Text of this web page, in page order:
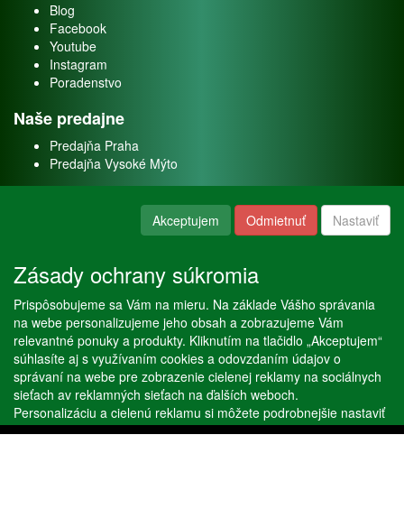
Blog
Facebook
Youtube
Instagram
Poradenstvo
Naše predajne
Predajňa Praha
Predajňa Vysoké Mýto
Naše služby
Servis
Predaj akváriových rýb
Predaj akváriových rastlín
Copyright © Stöckl spol. s r. o. 2020, powered byABRA E-shop
Akceptujem Odmietnuť Nastaviť
Zásady ochrany súkromia
Prispôsobujeme sa Vám na mieru. Na základe Vášho správania
na webe personalizujeme jeho obsah a zobrazujeme Vám
relevantné ponuky a produkty. Kliknutím na tlačidlo „Akceptujem“
súhlasíte aj s využívaním cookies a odovzdaním údajov o
správaní na webe pre zobrazenie cielenej reklamy na sociálnych
sieťach av reklamných sieťach na ďalších weboch.
Personalizáciu a cielenú reklamu si môžete podrobnejšie nastaviť
alebo kedykoľvek vypnúť po kliknutí na tlačidlo „Nastaviť“.